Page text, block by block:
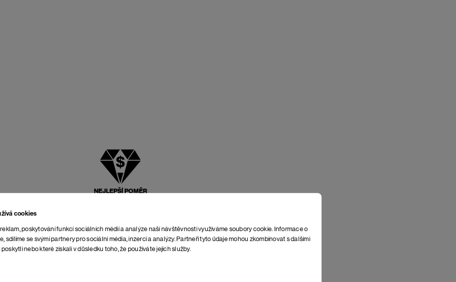
cookies
poskytování funkcí sociálních médií a analýze naší návštěvnosti využíváme soubory cookie. Informace o
sdílíme se svými partnery pro sociální média, inzerci a analýzy. Partneři tyto údaje mohou zkombinovat s dalšími
nebo které získali v důsledku toho, že používáte jejich služby.
NEJLEPŠÍ POMĚR